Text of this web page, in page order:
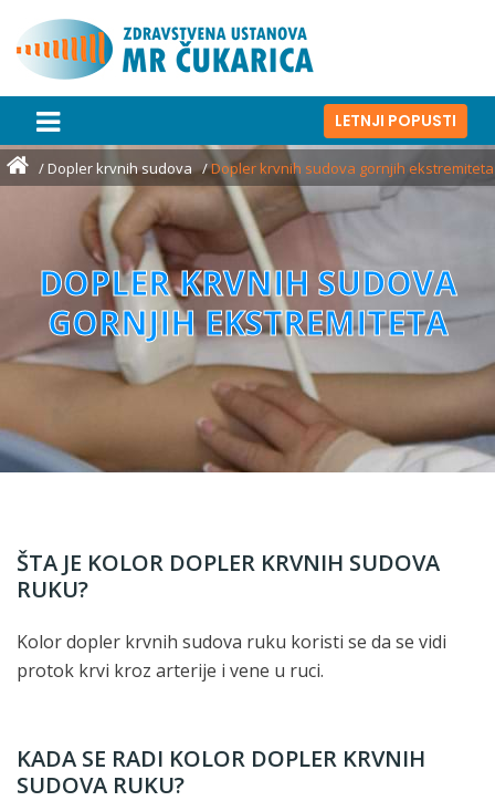
LETNJI POPUSTI
Dopler krvnih sudova Dopler krvnih sudova gornjih ekstremiteta
DOPLER KRVNIH SUDOVA
GORNJIH EKSTREMITETA
ŠTA JE KOLOR DOPLER KRVNIH SUDOVA
RUKU?
Kolor dopler krvnih sudova ruku koristi se da se vidi
protok krvi kroz arterije i vene u ruci.
KADA SE RADI KOLOR DOPLER KRVNIH
SUDOVA RUKU?